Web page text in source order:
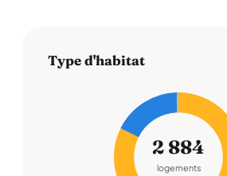
Type d'habitat
2 884
logements